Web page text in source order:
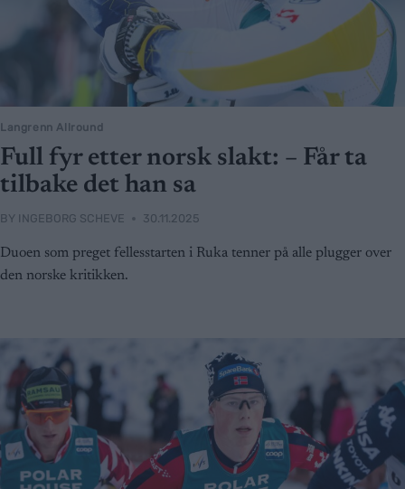
Langrenn Allround
Full fyr etter norsk slakt: – Får ta
tilbake det han sa
BY INGEBORG SCHEVE 30.11.2025
Duoen som preget fellesstarten i Ruka tenner på alle plugger over
den norske kritikken.